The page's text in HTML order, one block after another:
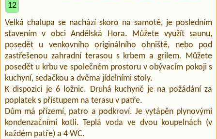
12
Velká chalupa se nachází skoro na samotě, je posledním
stavením v obci Andělská Hora. Můžete využít saunu,
posedět u venkovního originálního ohniště, nebo pod
zastřešenou zahradní terasou s krbem a grilem. Můžete
posedět u krbu ve společném prostoru v obývacím pokoji s
kuchyní, sedačkou a dvěma jídelními stoly.
K dispozici je 6 ložnic. Druhá kuchyně je na požádání za
poplatek s přístupem na terasu v patře.
Dům má přízemí, patro a podkroví. Je vytápěn plynovými
kondenzačními kotli. Teplá voda ve dvou koupelnách (v
každém patře) a 4 WC.